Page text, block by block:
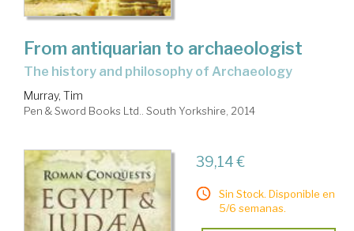
From antiquarian to archaeologist
the history and philosophy of Archaeology
Murray, Tim
Pen & Sword Books Ltd.. South Yorkshire, 2014
39,14 €
Sin Stock. Disponible en
5/6 semanas.